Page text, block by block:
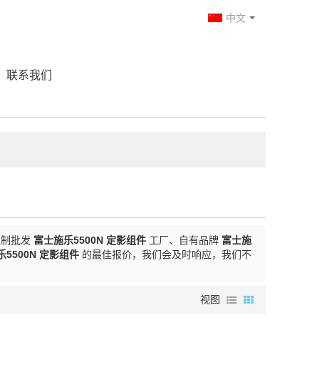
中文
联系我们
批发 富士施乐5500N 定影组件 工厂、自有品牌 富士施
5500N 定影组件 的最佳报价，我们会及时响应，我们不
视图